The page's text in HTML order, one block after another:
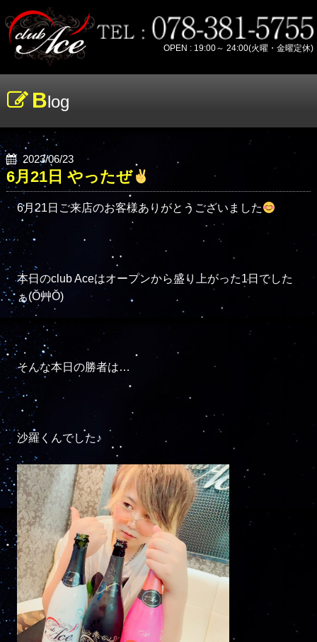
OPEN : 19:00～ 24:00(火曜・金曜定休)
Blog
2023/06/23
6月21日 やったぜ
6月21日ご来店のお客様ありがとうございました
本日のclub Aceはオープンから盛り上がった1日でした
ぁ(Ŏ艸Ŏ)
そんな本日の勝者は…
沙羅くんでした♪